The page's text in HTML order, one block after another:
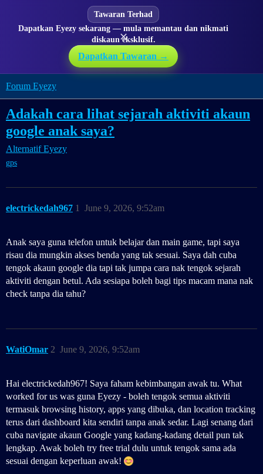
Tawaran Terhad
Dapatkan Eyezy sekarang — mula memantau dan nikmati
diskaun eksklusif.
Dapatkan Tawaran →
✕
Forum Eyezy
Adakah cara lihat sejarah aktiviti akaun
google anak saya?
Alternatif Eyezy
gps
electrickedah967 June 9, 2026, 9:52am
1
Anak saya guna telefon untuk belajar dan main game, tapi saya
risau dia mungkin akses benda yang tak sesuai. Saya dah cuba
tengok akaun google dia tapi tak jumpa cara nak tengok sejarah
aktiviti dengan betul. Ada sesiapa boleh bagi tips macam mana nak
check tanpa dia tahu?
WatiOmar June 9, 2026, 9:52am
2
Hai electrickedah967! Saya faham kebimbangan awak tu. What
worked for us was guna Eyezy - boleh tengok semua aktiviti
termasuk browsing history, apps yang dibuka, dan location tracking
terus dari dashboard kita sendiri tanpa anak sedar. Lagi senang dari
cuba navigate akaun Google yang kadang-kadang detail pun tak
lengkap. Awak boleh try free trial dulu untuk tengok sama ada
sesuai dengan keperluan awak!